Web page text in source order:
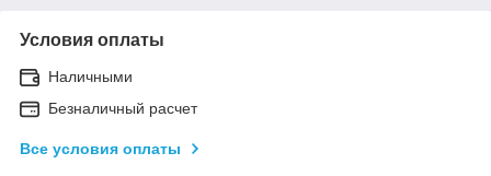
Условия оплаты
Наличными
Безналичный расчет
Все условия оплаты